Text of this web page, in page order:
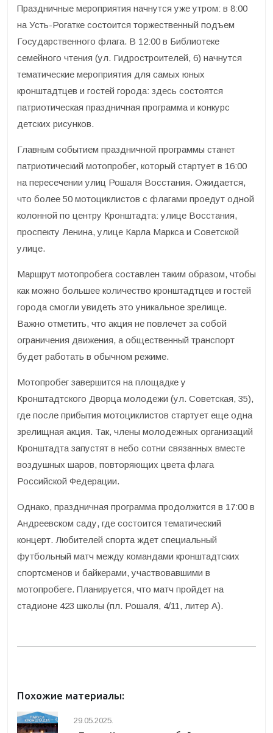
Праздничные мероприятия начнутся уже утром: в 8:00
на Усть-Рогатке состоится торжественный подъем
Государственного флага. В 12:00 в Библиотеке
семейного чтения (ул. Гидростроителей, 6) начнутся
тематические мероприятия для самых юных
кронштадтцев и гостей города: здесь состоятся
патриотическая праздничная программа и конкурс
детских рисунков.
Главным событием праздничной программы станет
патриотический мотопробег, который стартует в 16:00
на пересечении улиц Рошаля Восстания. Ожидается,
что более 50 мотоциклистов с флагами проедут одной
колонной по центру Кронштадта: улице Восстания,
проспекту Ленина, улице Карла Маркса и Советской
улице.
Маршрут мотопробега составлен таким образом, чтобы
как можно большее количество кронштадтцев и гостей
города смогли увидеть это уникальное зрелище.
Важно отметить, что акция не повлечет за собой
ограничения движения, а общественный транспорт
будет работать в обычном режиме.
Мотопробег завершится на площадке у
Кронштадтского Дворца молодежи (ул. Советская, 35),
где после прибытия мотоциклистов стартует еще одна
зрелищная акция. Так, члены молодежных организаций
Кронштадта запустят в небо сотни связанных вместе
воздушных шаров, повторяющих цвета флага
Российской Федерации.
Однако, праздничная программа продолжится в 17:00 в
Андреевском саду, где состоится тематический
концерт. Любителей спорта ждет специальный
футбольный матч между командами кронштадтских
спортсменов и байкерами, участвовавшими в
мотопробеге. Планируется, что матч пройдет на
стадионе 423 школы (пл. Рошаля, 4/11, литер А).
Похожие материалы:
29.05.2025.